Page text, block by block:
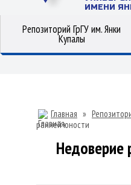
ИМЕНИ
Репозиторий ГрГУ им. Янки
Купалы
Главная »
ранней юности
Недоверие